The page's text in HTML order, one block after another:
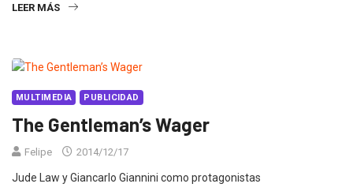
LEER MÁS
MULTIMEDIA PUBLICIDAD
The Gentleman’s Wager
Felipe 2014/12/17
Jude Law y Giancarlo Giannini como protagonistas